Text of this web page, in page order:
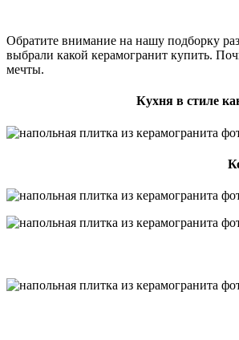
Обратите внимание на нашу подборку
выбрали какой керамогранит купить.
мечты.
Кухня в стиле